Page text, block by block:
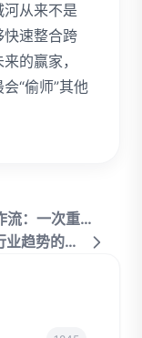
从来不是
快速整合跨
的赢家，
“偷师”其他
上一篇：AI编码助手颠覆传统工作流：一次重构引发的效率革命
下一篇：当70%的决策被AI取代：行业趋势的幸存者偏差